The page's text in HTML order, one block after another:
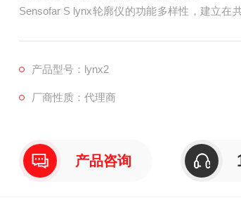
Sensofar S lynx轮廓仪的功能多样性，建立在
产品型号：lynx2
厂商性质：代理商
产品咨询